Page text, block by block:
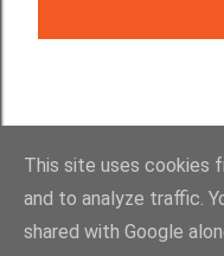
This site uses cookies
and to analyze traffic.
shared with Google